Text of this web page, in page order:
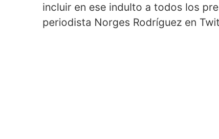
incluir en ese indulto a todos los
periodista Norges Rodríguez en